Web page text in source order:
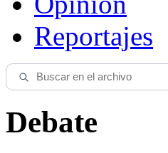
Reportajes
Debate